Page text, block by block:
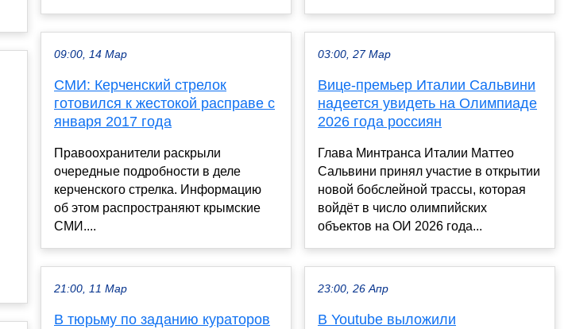
09:00, 14 Мар
СМИ: Керченский стрелок
готовился к жестокой расправе с
января 2017 года
Правоохранители раскрыли
очередные подробности в деле
керченского стрелка. Информацию
об этом распространяют крымские
СМИ....
21:00, 11 Мар
В тюрьму по заданию кураторов
03:00, 27 Мар
Вице-премьер Италии Сальвини
надеется увидеть на Олимпиаде
2026 года россиян
Глава Минтранса Италии Маттео
Сальвини принял участие в открытии
новой бобслейной трассы, которая
войдёт в число олимпийских
объектов на ОИ 2026 года...
23:00, 26 Апр
В Youtube выложили